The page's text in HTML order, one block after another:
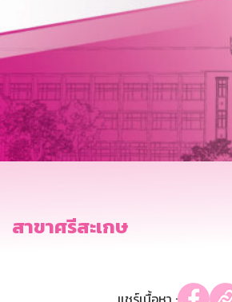
การพัฒนาที่ยั่งยืน
ข่าวสาร
บริการทางการเงิน
อื่นๆ
ติดต่อเรา
บริการออนไลน์
สาขาศรีสะเกษ